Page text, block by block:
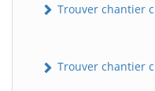
Trouver chantier
Trouver chantier